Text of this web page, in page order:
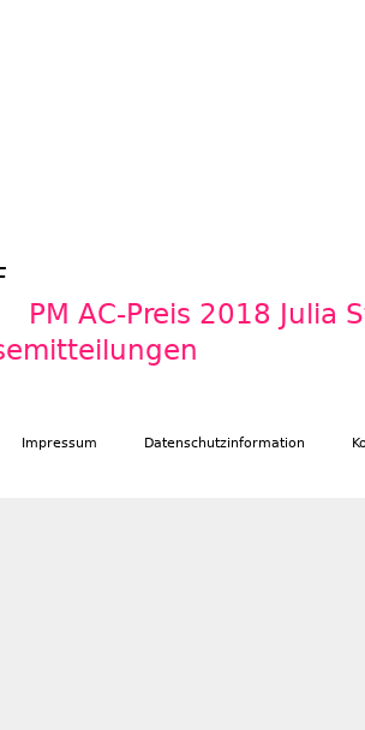
PM AC-Preis 2018 Julia
Impressum Datenschutzinformation